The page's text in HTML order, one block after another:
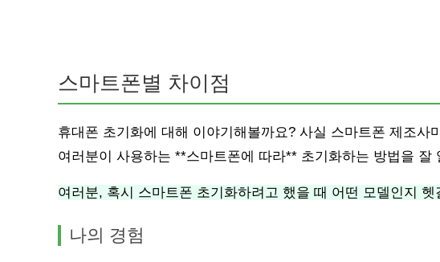
스마트폰별 차이점
휴대폰 초기화에 대해 이야기해볼까요? 사실 스마트폰 제조사
여러분이 사용하는 **스마트폰에 따라** 초기화하는 방법을 잘
여러분, 혹시 스마트폰 초기화하려고 했을 때 어떤 모델인지
나의 경험